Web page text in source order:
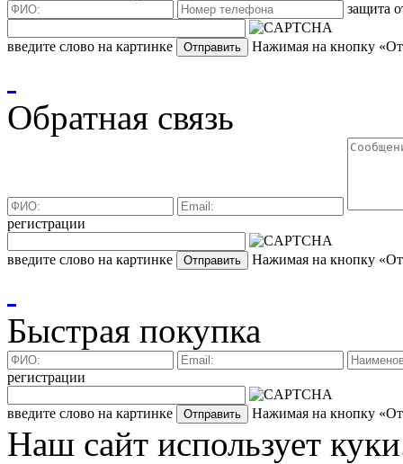
защита
введите слово на картинке Нажимая на кнопку
Обратная связь
регистрации
введите слово на картинке Нажимая на кнопку
Быстрая покупка
регистрации
введите слово на картинке Нажимая на кнопку
Наш сайт использует